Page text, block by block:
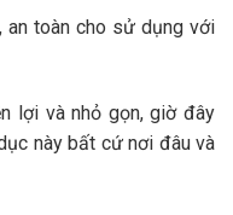
an toàn cho sử dụng với
lợi và nhỏ gọn, giờ đây
này bất cứ nơi đâu và